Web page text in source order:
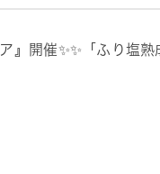
開催✨✨「ふり塩